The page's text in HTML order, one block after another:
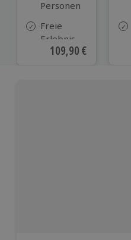
Personen
Freie
Erlebnis-
Auswahl
Aktueller Preis
109,90 €